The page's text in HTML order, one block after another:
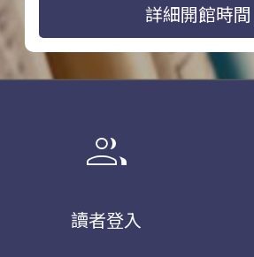
詳細開館時間
group
讀者登入